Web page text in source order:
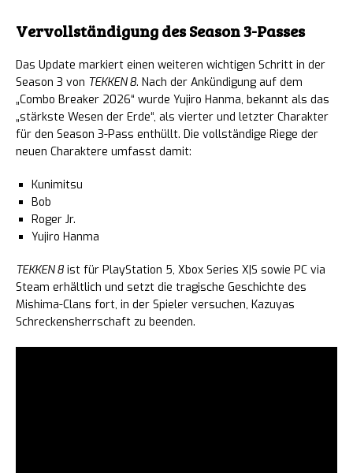
Vervollständigung des Season 3-Passes
Das Update markiert einen weiteren wichtigen Schritt in der
Season 3 von TEKKEN 8. Nach der Ankündigung auf dem
„Combo Breaker 2026“ wurde Yujiro Hanma, bekannt als das
„stärkste Wesen der Erde“, als vierter und letzter Charakter
für den Season 3-Pass enthüllt. Die vollständige Riege der
neuen Charaktere umfasst damit:
Kunimitsu
Bob
Roger Jr.
Yujiro Hanma
TEKKEN 8 ist für PlayStation 5, Xbox Series X|S sowie PC via
Steam erhältlich und setzt die tragische Geschichte des
Mishima-Clans fort, in der Spieler versuchen, Kazuyas
Schreckensherrschaft zu beenden.